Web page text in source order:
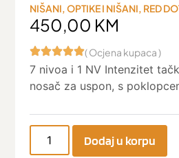
NIŠANI OPTIKE I NIŠANI RED
450,00 KM
( Ocjena kupaca )
7 nivoa i 1 NV Intenzitet
nosač za uspon, s
Dodaj u korpu